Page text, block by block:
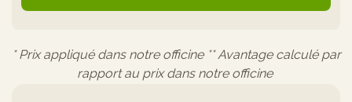
* Prix appliqué dans notre officine ** Avantage calculé par
rapport au prix dans notre officine